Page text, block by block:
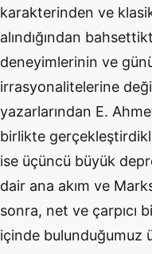
karakterinden ve
alındığından
deneyimlerinin ve
irrasyonalitelerine
yazarlarından E.
birlikte
ise üçüncü büyük
dair ana akım ve
sonra, net ve çarpıcı
içinde bulunduğumuz